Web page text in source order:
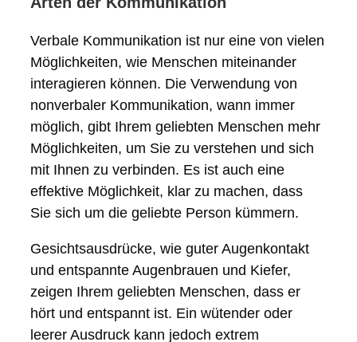
Verbale Kommunikation ist nur eine von vielen
Möglichkeiten, wie Menschen miteinander
interagieren können. Die Verwendung von
nonverbaler Kommunikation, wann immer
möglich, gibt Ihrem geliebten Menschen mehr
Möglichkeiten, um Sie zu verstehen und sich
mit Ihnen zu verbinden. Es ist auch eine
effektive Möglichkeit, klar zu machen, dass
Sie sich um die geliebte Person kümmern.
Gesichtsausdrücke, wie guter Augenkontakt
und entspannte Augenbrauen und Kiefer,
zeigen Ihrem geliebten Menschen, dass er
hört und entspannt ist. Ein wütender oder
leerer Ausdruck kann jedoch extrem